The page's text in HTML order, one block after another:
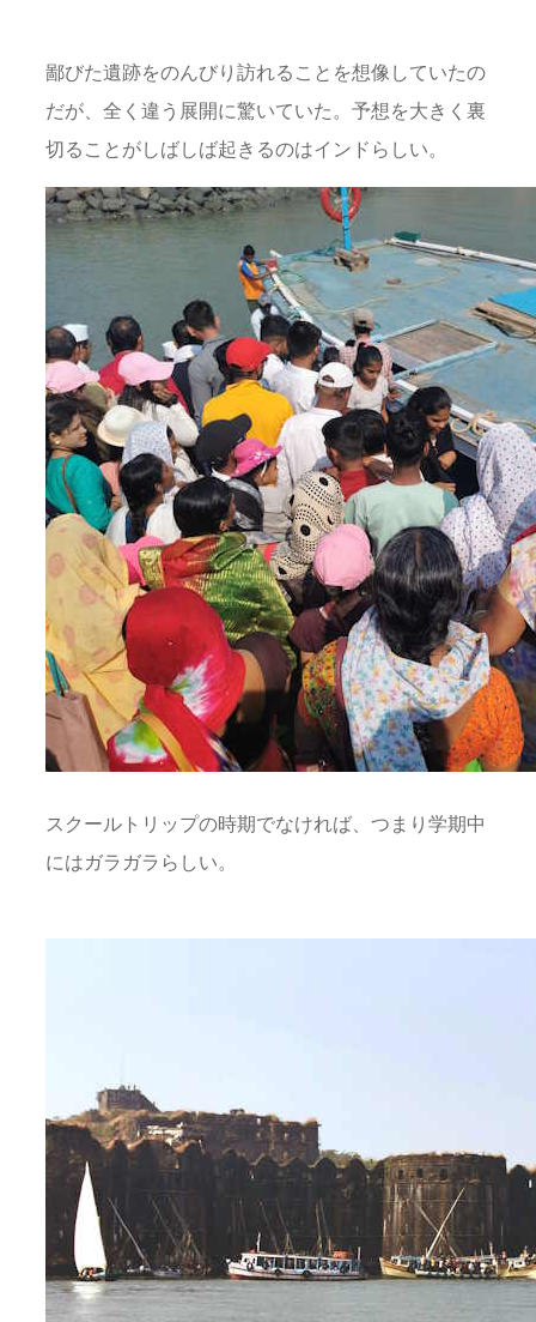
鄙びた遺跡をのんびり訪れることを想像していたの
だが、全く違う展開に驚いていた。予想を大きく裏
切ることがしばしば起きるのはインドらしい。
スクールトリップの時期でなければ、つまり学期中
にはガラガラらしい。